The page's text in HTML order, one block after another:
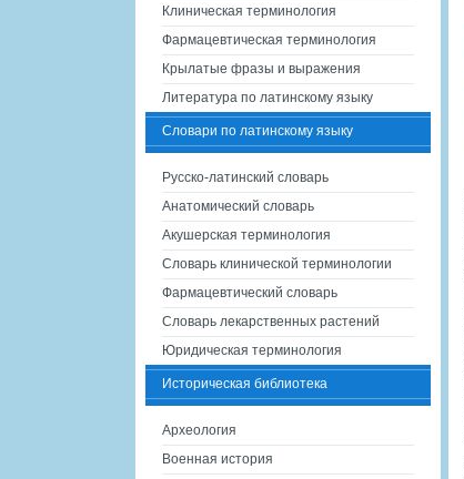
Клиническая терминология
Фармацевтическая терминология
Крылатые фразы и выражения
Литература по латинскому языку
Словари по латинскому языку
Русско-латинский словарь
Анатомический словарь
Акушерская терминология
Словарь клинической терминологии
Фармацевтический словарь
Словарь лекарственных растений
Юридическая терминология
Историческая библиотека
Археология
Военная история